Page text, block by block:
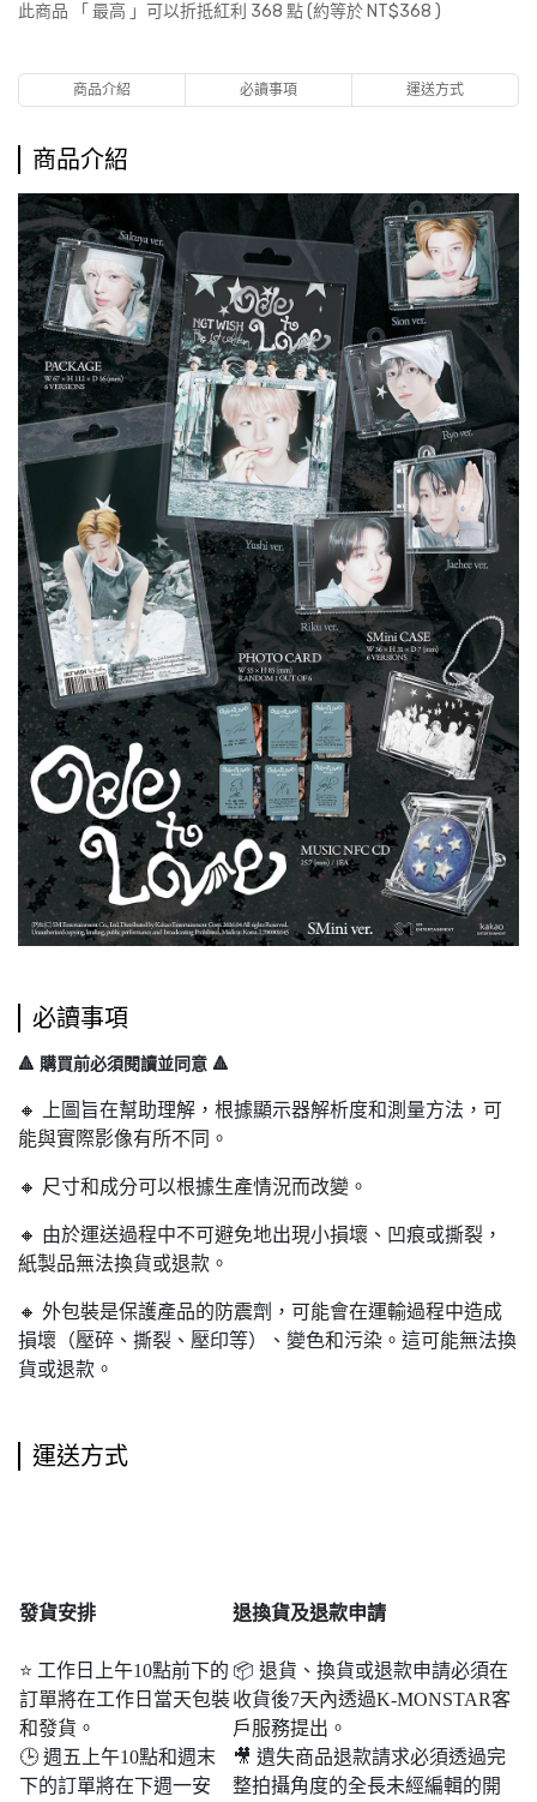
此商品 「 最高 」可以折抵紅利 368 點 (約等於 NT$368 )
商品介紹 必讀事項 運送方式
商品介紹
必讀事項
🔺 購買前必須閱讀並同意 🔺
🔸 上圖旨在幫助理解，根據顯示器解析度和測量方法，可
能與實際影像有所不同。
🔸 尺寸和成分可以根據生產情況而改變。
🔸 由於運送過程中不可避免地出現小損壞、凹痕或撕裂，
紙製品無法換貨或退款。
🔸 外包裝是保護產品的防震劑，可能會在運輸過程中造成
損壞（壓碎、撕裂、壓印等）、變色和污染。這可能無法換
貨或退款。
運送方式
發貨安排
⭐ 工作日上午10點前下的
訂單將在工作日當天包裝
和發貨。
🕒 週五上午10點和週末​​
下的訂單將在下週一安
退換貨及退款申請
📦 退貨、換貨或退款申請必須在
收貨後7天內透過K-MONSTAR客
戶服務提出。
🎥 遺失商品退款請求必須透過完
整拍攝角度的全長未經編輯的開